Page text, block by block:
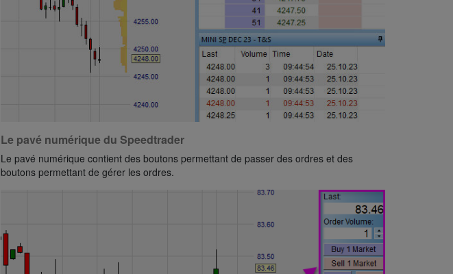
Le pavé numérique du Speedtrader
Le pavé numérique contient des boutons permettant de passer des ordres et des
boutons permettant de gérer les ordres.